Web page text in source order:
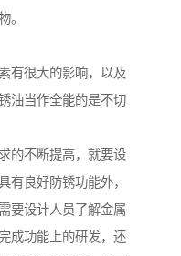
。
有很大的影响，以及
油当作全能的是不切
的不断提高，就要设
有良好防锈功能外，
要设计人员了解金属
成功能上的研发，还